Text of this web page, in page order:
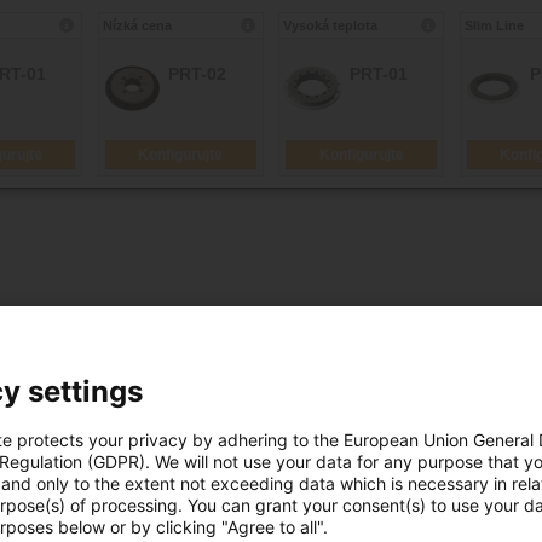
během několika sekund!
životnost vašeho otočného kroužkového ložiska.
průmyslu, strojírenství nebo v jiných náročných
náš konfigurátor otočných kroužkových ložisek PRT k
settings
protects your privacy by adhering to the European Union General
(GDPR). We will not use your data for any purpose that
only to the extent not exceeding data which is necessary in
of processing. You can grant your consent(s) to use your
below or by clicking "Agree to all".